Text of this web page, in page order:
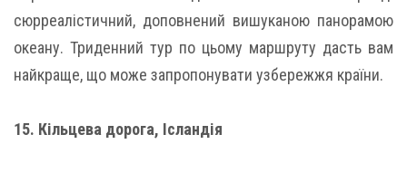
сюрреалістичний, доповнений вишуканою панорамою
океану. Триденний тур по цьому маршруту дасть вам
найкраще, що може запропонувати узбережжя країни.
15. Кільцева дорога, Ісландія